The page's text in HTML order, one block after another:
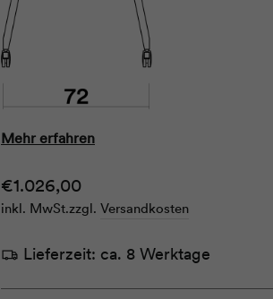
Mehr erfahren
Normaler
Preis
€1.026,00
inkl. MwSt.zzgl. Versandkosten
Lieferzeit: ca. 8 Werktage